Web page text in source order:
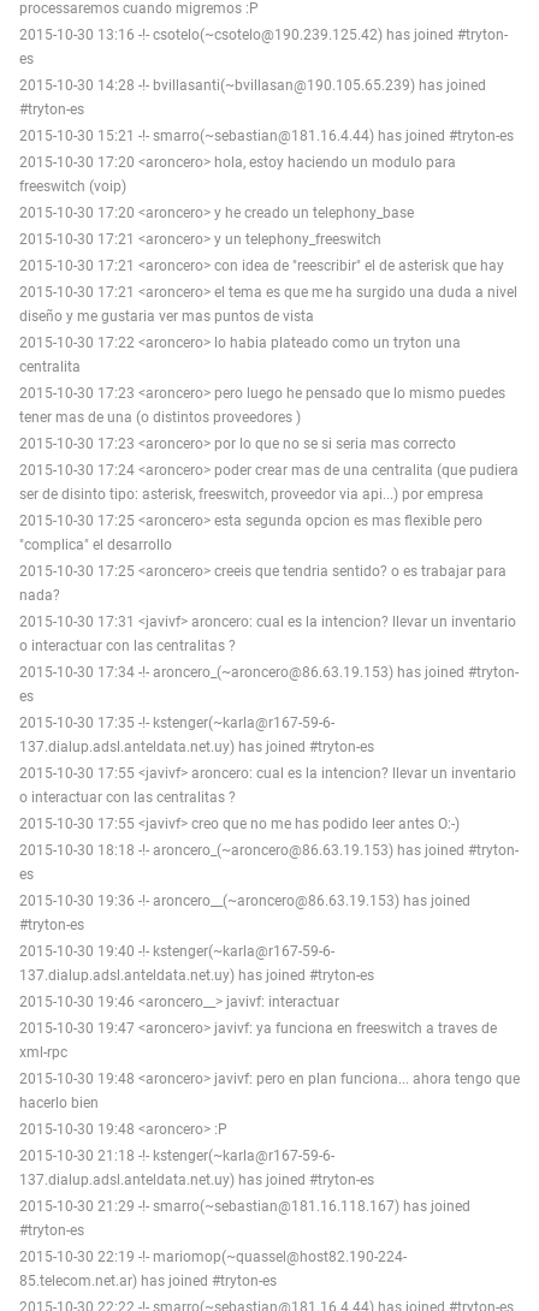
processaremos cuando migremos :P
2015-10-30 13:16 -!- csotelo(~csotelo@190.239.125.42) has joined #tryton-
es
2015-10-30 14:28 -!- bvillasanti(~bvillasan@190.105.65.239) has joined
#tryton-es
2015-10-30 15:21 -!- smarro(~sebastian@181.16.4.44) has joined #tryton-es
2015-10-30 17:20 <aroncero> hola, estoy haciendo un modulo para
freeswitch (voip)
2015-10-30 17:20 <aroncero> y he creado un telephony_base
2015-10-30 17:21 <aroncero> y un telephony_freeswitch
2015-10-30 17:21 <aroncero> con idea de "reescribir" el de asterisk que hay
2015-10-30 17:21 <aroncero> el tema es que me ha surgido una duda a nivel
diseño y me gustaria ver mas puntos de vista
2015-10-30 17:22 <aroncero> lo habia plateado como un tryton una
centralita
2015-10-30 17:23 <aroncero> pero luego he pensado que lo mismo puedes
tener mas de una (o distintos proveedores )
2015-10-30 17:23 <aroncero> por lo que no se si seria mas correcto
2015-10-30 17:24 <aroncero> poder crear mas de una centralita (que pudiera
ser de disinto tipo: asterisk, freeswitch, proveedor via api...) por empresa
2015-10-30 17:25 <aroncero> esta segunda opcion es mas flexible pero
"complica" el desarrollo
2015-10-30 17:25 <aroncero> creeis que tendria sentido? o es trabajar para
nada?
2015-10-30 17:31 <javivf> aroncero: cual es la intencion? llevar un inventario
o interactuar con las centralitas ?
2015-10-30 17:34 -!- aroncero_(~aroncero@86.63.19.153) has joined #tryton-
es
2015-10-30 17:35 -!- kstenger(~karla@r167-59-6-
137.dialup.adsl.anteldata.net.uy) has joined #tryton-es
2015-10-30 17:55 <javivf> aroncero: cual es la intencion? llevar un inventario
o interactuar con las centralitas ?
2015-10-30 17:55 <javivf> creo que no me has podido leer antes O:-)
2015-10-30 18:18 -!- aroncero_(~aroncero@86.63.19.153) has joined #tryton-
es
2015-10-30 19:36 -!- aroncero__(~aroncero@86.63.19.153) has joined
#tryton-es
2015-10-30 19:40 -!- kstenger(~karla@r167-59-6-
137.dialup.adsl.anteldata.net.uy) has joined #tryton-es
2015-10-30 19:46 <aroncero__> javivf: interactuar
2015-10-30 19:47 <aroncero> javivf: ya funciona en freeswitch a traves de
xml-rpc
2015-10-30 19:48 <aroncero> javivf: pero en plan funciona... ahora tengo que
hacerlo bien
2015-10-30 19:48 <aroncero> :P
2015-10-30 21:18 -!- kstenger(~karla@r167-59-6-
137.dialup.adsl.anteldata.net.uy) has joined #tryton-es
2015-10-30 21:29 -!- smarro(~sebastian@181.16.118.167) has joined
#tryton-es
2015-10-30 22:19 -!- mariomop(~quassel@host82.190-224-
85.telecom.net.ar) has joined #tryton-es
2015-10-30 22:22 -!- smarro(~sebastian@181.16.4.44) has joined #tryton-es